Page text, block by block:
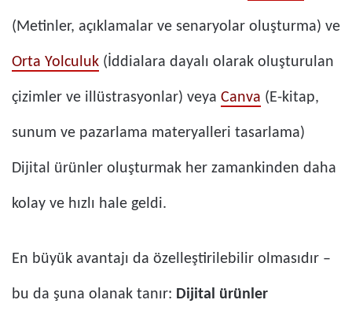
(Metinler, açıklamalar ve senaryolar oluşturma) ve
Orta Yolculuk (İddialara dayalı olarak oluşturulan
çizimler ve illüstrasyonlar) veya Canva (E-kitap,
sunum ve pazarlama materyalleri tasarlama)
Dijital ürünler oluşturmak her zamankinden daha
kolay ve hızlı hale geldi.
En büyük avantajı da özelleştirilebilir olmasıdır –
bu da şuna olanak tanır: Dijital ürünler